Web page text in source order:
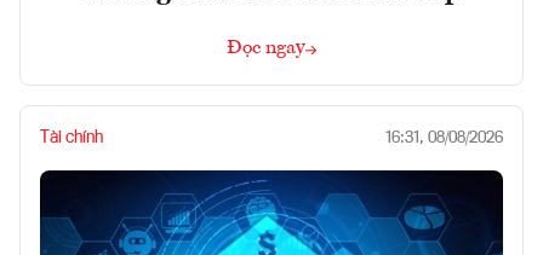
Đọc ngay
Tài chính 16:31, 08/08/2026